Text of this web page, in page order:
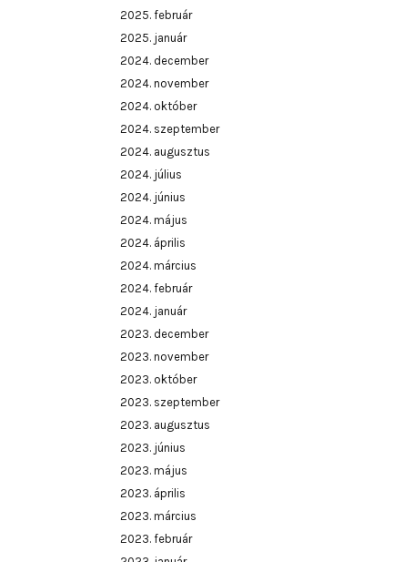
2025. február
2025. január
2024. december
2024. november
2024. október
2024. szeptember
2024. augusztus
2024. július
2024. június
2024. május
2024. április
2024. március
2024. február
2024. január
2023. december
2023. november
2023. október
2023. szeptember
2023. augusztus
2023. június
2023. május
2023. április
2023. március
2023. február